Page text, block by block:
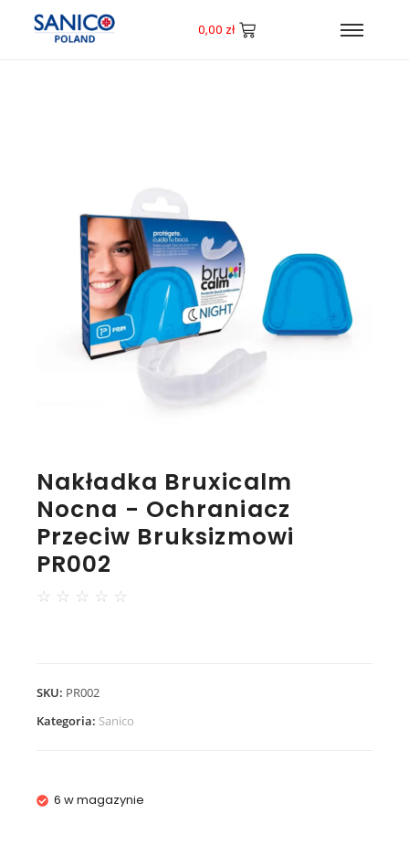
0,00 zł
Nakładka Bruxicalm
Nocna - Ochraniacz
Przeciw Bruksizmowi
PR002
☆ ☆ ☆ ☆ ☆
SKU: PR002
Kategoria: Sanico
6 w magazynie